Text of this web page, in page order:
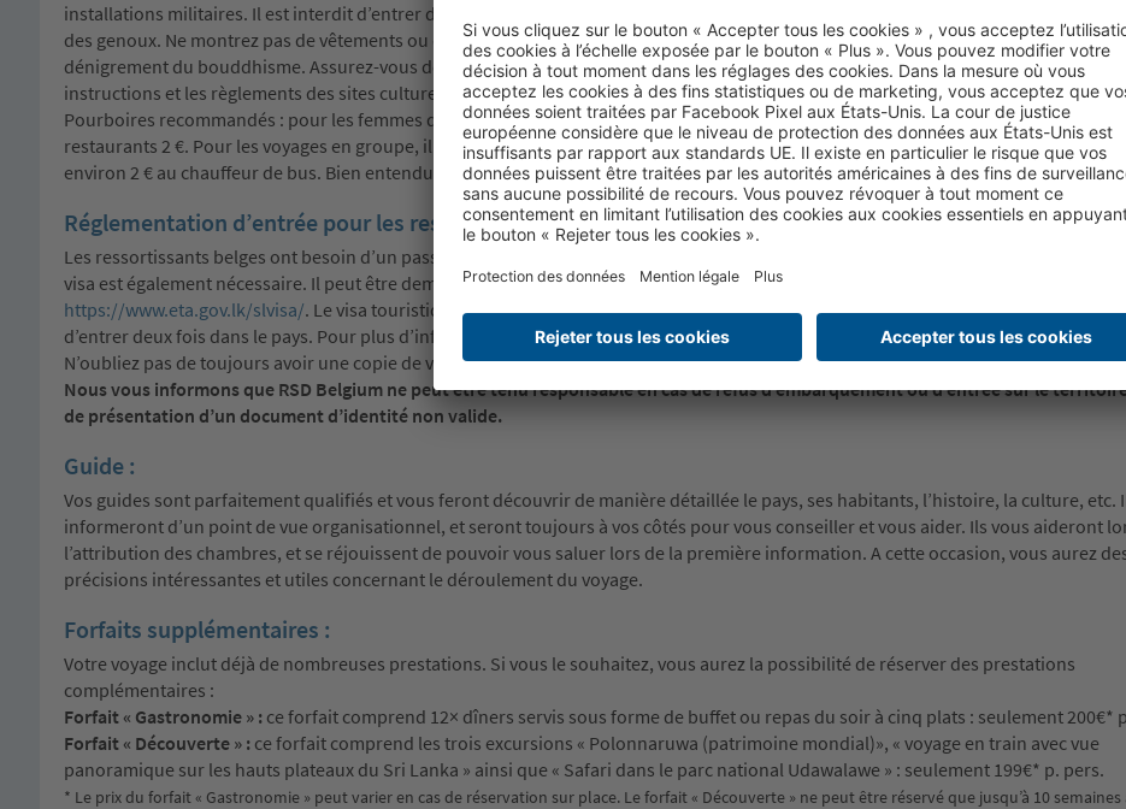
installations militaires. Il est interdit d’entrer dans les temples sans se couvrir les épaules et sans porter de pantalon ou de jupe au-
des genoux. Ne montrez pas de vêtements ou de tatouages avec des motifs bouddhistes, car ils peuvent être perçus comme un
dénigrement du bouddhisme. Assurez-vous de pouvoir prendre des photos ou demandez la permission. Respectez impérativement
instructions et les règlements des sites culturels sri-lankais.
Pourboires recommandés : pour les femmes de chambre et les accompagnateurs de bus 1,50 € par jour et par personne, et dans les
restaurants 2 €. Pour les voyages en groupe, il est recommandé de donner environ 4€ par jour et par personne au guide touristique et
environ 2 € au chauffeur de bus. Bien entendu, chacun est libre de donner ou non un pourboire et d’en fixer le montant.
Réglementation d’entrée pour les ressortissants de nationalité belge :
Les ressortissants belges ont besoin d’un passeport valide au moins six mois après la date de départ prévue pour entrer au Sri
visa est également nécessaire. Il peut être demandé à l’avance en ligne sur le site web de l’Electronic Travel Authority (ETA) :
https://www.eta.gov.lk/slvisa/. Le visa touristique autorise des séjours d’une durée maximale de 30 jours, pendant lesquels il est
d’entrer deux fois dans le pays. Pour plus d’informations sur la demande de visa, veuillez consulter le site web.
N’oubliez pas de toujours avoir une copie de votre visa sur vous. Autres nationalités : se renseigner auprés de l’ambassade du Sri
Nous vous informons que RSD Belgium ne peut être tenu responsable en cas de refus d’embarquement ou d’entrée sur le
de présentation d’un document d’identité non valide.
Guide :
Vos guides sont parfaitement qualifiés et vous feront découvrir de manière détaillée le pays, ses habitants, l’histoire, la culture, etc.
informeront d’un point de vue organisationnel, et seront toujours à vos côtés pour vous conseiller et vous aider. Ils vous aideront
l’attribution des chambres, et se réjouissent de pouvoir vous saluer lors de la première information. A cette occasion, vous aurez
précisions intéressantes et utiles concernant le déroulement du voyage.
Forfaits supplémentaires :
Votre voyage inclut déjà de nombreuses prestations. Si vous le souhaitez, vous aurez la possibilité de réserver des prestations
complémentaires :
Forfait « Gastronomie » : ce forfait comprend 12× dîners servis sous forme de buffet ou repas du soir à cinq plats : seulement 200€*
Forfait « Découverte » : ce forfait comprend les trois excursions « Polonnaruwa (patrimoine mondial)», « voyage en train avec vue
panoramique sur les hauts plateaux du Sri Lanka » ainsi que « Safari dans le parc national Udawalawe » : seulement 199€* p. pers.
* Le prix du forfait « Gastronomie » peut varier en cas de réservation sur place. Le forfait « Découverte » ne peut être réservé que jusqu’à 10